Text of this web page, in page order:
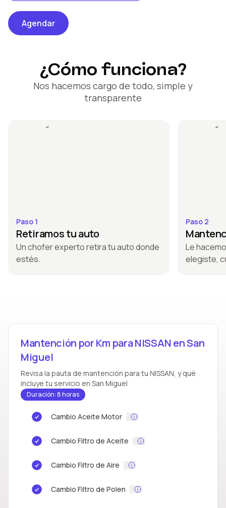
Agendar
¿Cómo funciona?
Nos hacemos cargo de todo, simple y
transparente
Paso 1
Retiramos tu auto
Un chofer experto retira tu auto donde
estés.
Paso 2
Le
elegiste,
Mantención por Km para NISSAN en San
Miguel
Revisa la pauta de mantención para tu NISSAN, y qué
incluye tu servicio en San Miguel
Duración: 8 horas
Cambio Aceite Motor
Cambio Filtro de Aceite
Cambio Filtro de Aire
Cambio Filtro de Polen